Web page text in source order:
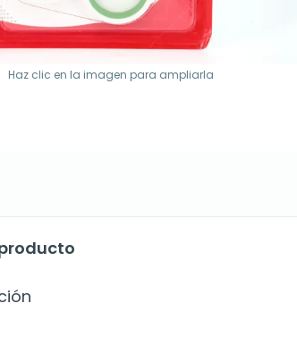
Haz clic en la imagen para ampliarla